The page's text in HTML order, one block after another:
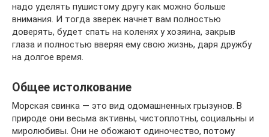
надо уделять пушистому другу как можно больше
внимания. И тогда зверек начнет вам полностью
доверять, будет спать на коленях у хозяина, закрыв
глаза и полностью вверяя ему свою жизнь, даря дружбу
на долгое время.
Общее истолкование
Морская свинка — это вид одомашненных грызунов. В
природе они весьма активны, чистоплотны, социальны и
миролюбивы. Они не обожают одиночество, потому